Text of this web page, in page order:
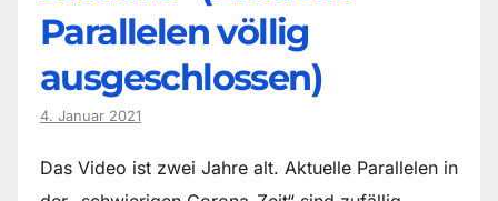
Parallelen völlig
ausgeschlossen)
4. Januar 2021
Das Video ist zwei Jahre alt. Aktuelle Parallelen in